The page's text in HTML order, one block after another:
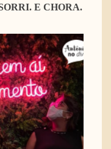
E CHORA.